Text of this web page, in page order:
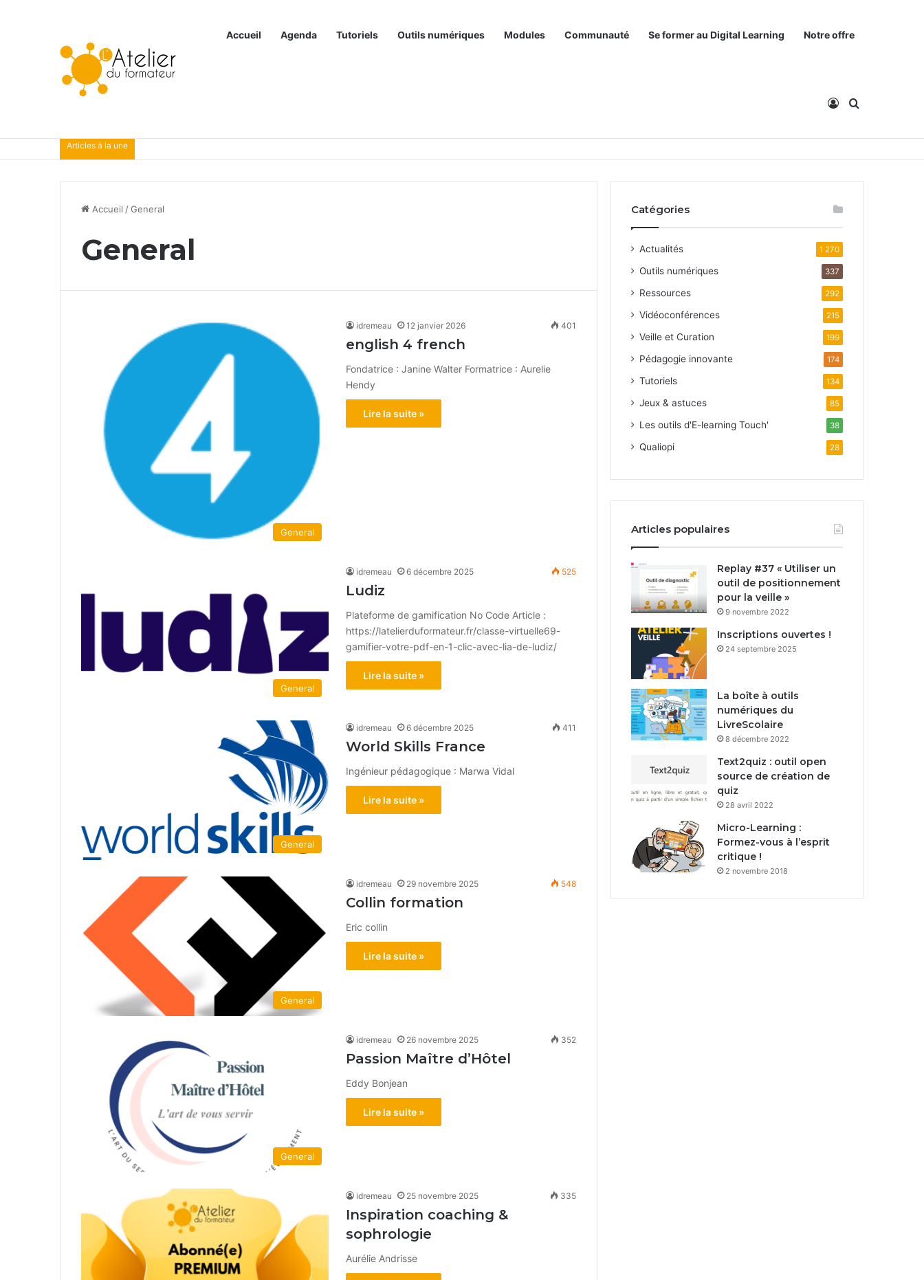
Accueil Agenda Tutoriels Outils numériques Modules Communauté Se former au Digital Learning Notre offre
Connexion
Rechercher
Articles à la une
Accueil /General
General
General
idremeau 12 janvier 2026 401
english 4 french
Fondatrice : Janine Walter Formatrice : Aurelie
Hendy
Lire la suite »
General
idremeau 6 décembre 2025 525
Ludiz
Plateforme de gamification No Code Article :
https://latelierduformateur.fr/classe-virtuelle69-
gamifier-votre-pdf-en-1-clic-avec-lia-de-ludiz/
Lire la suite »
General
idremeau 6 décembre 2025 411
World Skills France
Ingénieur pédagogique : Marwa Vidal
Lire la suite »
General
idremeau 29 novembre 2025 548
Collin formation
Eric collin
Lire la suite »
General
idremeau 26 novembre 2025 352
Passion Maître d’Hôtel
Eddy Bonjean
Lire la suite »
idremeau 25 novembre 2025 335
Inspiration coaching &
sophrologie
Aurélie Andrisse
Catégories
Actualités 1 270
Outils numériques 337
Ressources 292
Vidéoconférences 215
Veille et Curation 199
Pédagogie innovante 174
Tutoriels 134
Jeux & astuces 85
Les outils d'E-learning Touch' 38
Qualiopi 28
Articles populaires
Replay #37 « Utiliser un
outil de positionnement
pour la veille »
9 novembre 2022
Inscriptions ouvertes !
24 septembre 2025
La boîte à outils
numériques du
LivreScolaire
8 décembre 2022
Text2quiz : outil open
source de création de
quiz
28 avril 2022
Micro-Learning :
Formez-vous à l’esprit
critique !
2 novembre 2018